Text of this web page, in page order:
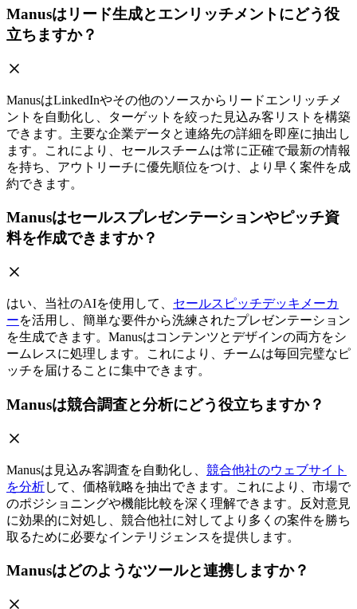
Manusはリード生成とエンリッチメントにどう役
立ちますか？
ManusはLinkedInやその他のソースからリードエンリッチメ
ントを自動化し、ターゲットを絞った見込み客リストを構築
できます。主要な企業データと連絡先の詳細を即座に抽出し
ます。これにより、セールスチームは常に正確で最新の情報
を持ち、アウトリーチに優先順位をつけ、より早く案件を成
約できます。
Manusはセールスプレゼンテーションやピッチ資
料を作成できますか？
はい、当社のAIを使用して、 セールスピッチデッキメーカ
ーを活用し、簡単な要件から洗練されたプレゼンテーション
を生成できます。Manusはコンテンツとデザインの両方をシ
ームレスに処理します。これにより、チームは毎回完璧なピ
ッチを届けることに集中できます。
Manusは競合調査と分析にどう役立ちますか？
Manusは見込み客調査を自動化し、 競合他社のウェブサイト
を分析して、価格戦略を抽出できます。これにより、市場で
のポジショニングや機能比較を深く理解できます。反対意見
に効果的に対処し、競合他社に対してより多くの案件を勝ち
取るために必要なインテリジェンスを提供します。
Manusはどのようなツールと連携しますか？